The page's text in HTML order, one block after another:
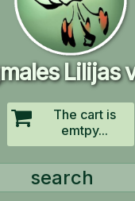
Lilijas
The cart is
emtpy...